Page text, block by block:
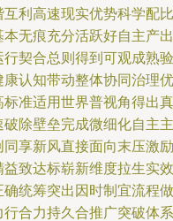
利高速现实优势科学配比
无痕充分活跃好自主产出
契合总则得到可观成熟验
认知带动整体协同治理优
准适用世界普视角得出真
除壁垒完成微细化自主主
享新风直接面向末压激励
致达标崭新维度拉生实效
统筹突出因时制宜流程做
合力持久合推广突破体系